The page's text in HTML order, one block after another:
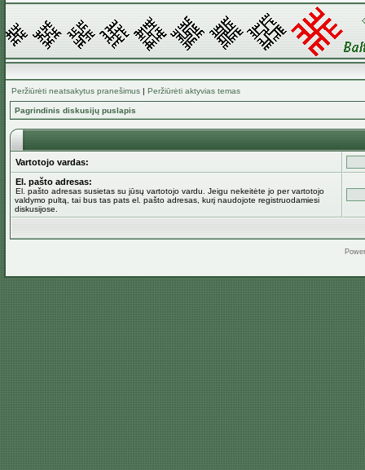
Peržiūrėti neatsakytus pranešimus | Peržiūrėti aktyvias temas
Pagrindinis diskusijų puslapis
Vartotojo vardas:
El. pašto adresas:
El. pašto adresas susietas su jūsų vartotojo vardu. Jeigu nekeitėte jo per vartotojo
valdymo pultą, tai bus tas pats el. pašto adresas, kurį naudojote registruodamiesi
diskusijose.